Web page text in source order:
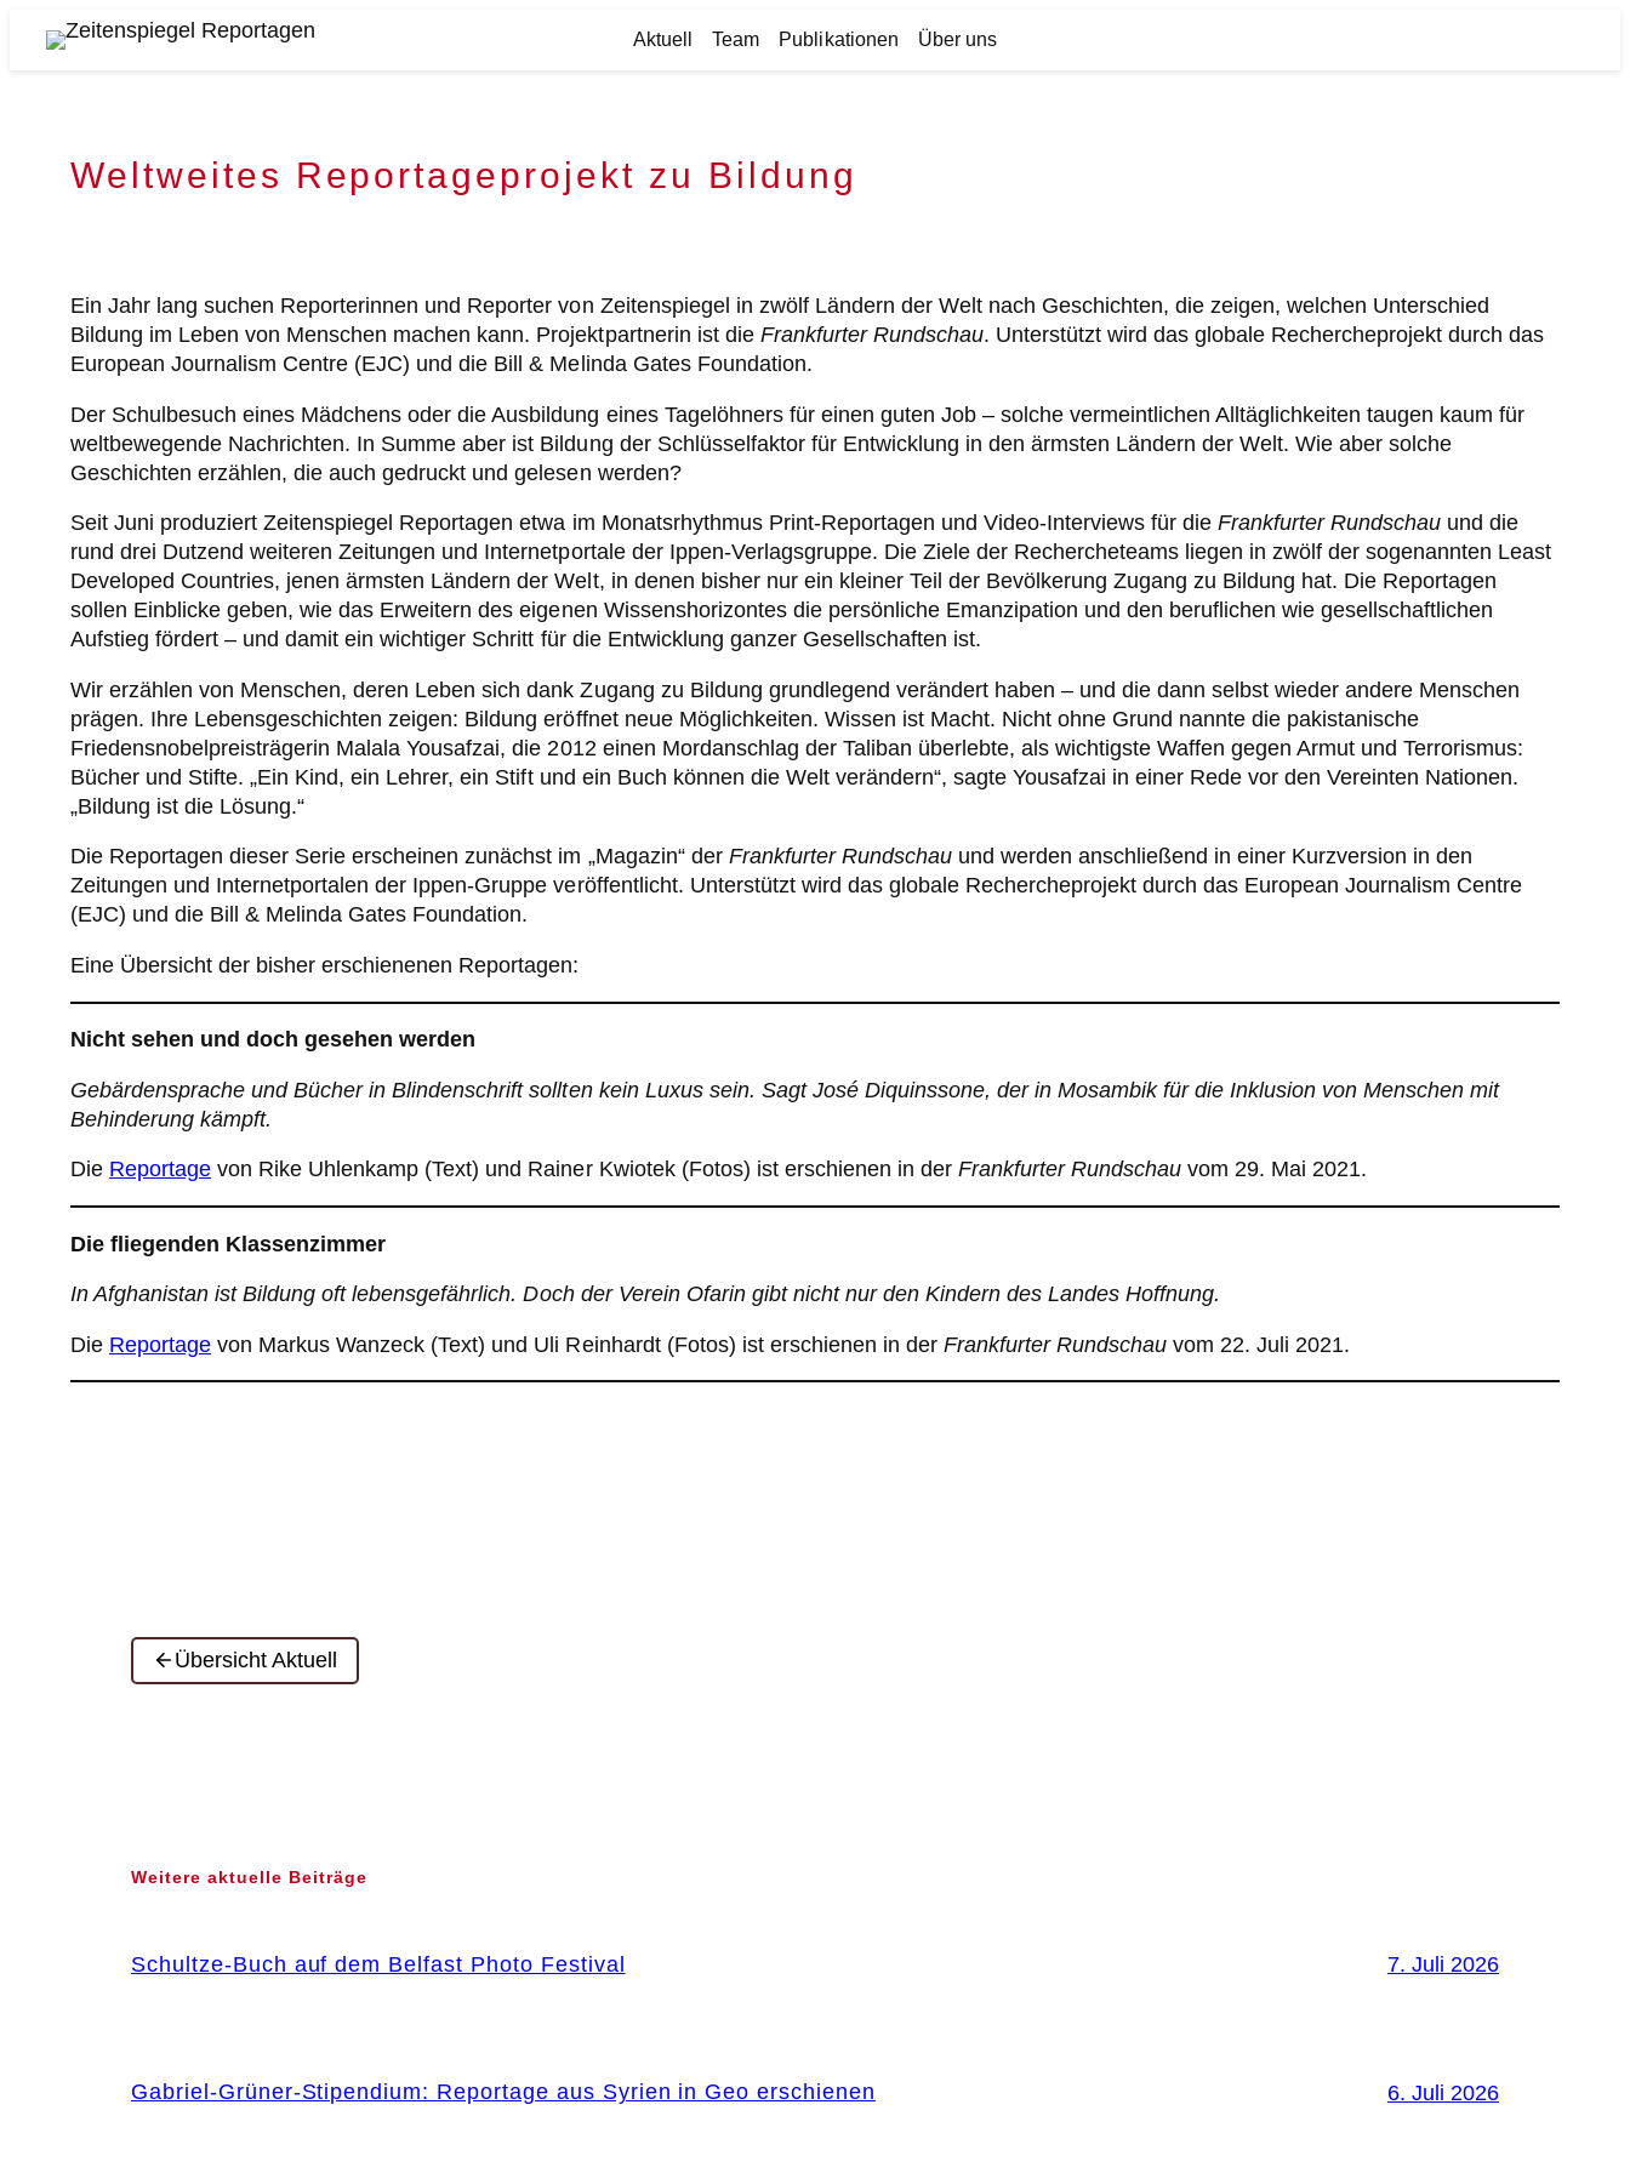
InhaltZeitenspiegel
Aktuell Team Publikationen Über uns
Weltweites Reportageprojekt zu Bildung
Ein Jahr lang suchen Reporterinnen und Reporter von Zeitenspiegel in zwölf Ländern der Welt nach Geschichten, die zeigen, welchen Unterschied
Bildung im Leben von Menschen machen kann. Projektpartnerin ist die Frankfurter Rundschau. Unterstützt wird das globale Rechercheprojekt durch das
European Journalism Centre (EJC) und die Bill & Melinda Gates Foundation.
Der Schulbesuch eines Mädchens oder die Ausbildung eines Tagelöhners für einen guten Job – solche vermeintlichen Alltäglichkeiten taugen kaum für
weltbewegende Nachrichten. In Summe aber ist Bildung der Schlüsselfaktor für Entwicklung in den ärmsten Ländern der Welt. Wie aber solche
Geschichten erzählen, die auch gedruckt und gelesen werden?
Seit Juni produziert Zeitenspiegel Reportagen etwa im Monatsrhythmus Print-Reportagen und Video-Interviews für dieFrankfurter Rundschau und die
rund drei Dutzend weiteren Zeitungen und Internetportale der Ippen-Verlagsgruppe. Die Ziele der Rechercheteams liegen in zwölf der sogenannten Least
Developed Countries, jenen ärmsten Ländern der Welt, in denen bisher nur ein kleiner Teil der Bevölkerung Zugang zu Bildung hat. Die Reportagen
sollen Einblicke geben, wie das Erweitern des eigenen Wissenshorizontes die persönliche Emanzipation und den beruflichen wie gesellschaftlichen
Aufstieg fördert – und damit ein wichtiger Schritt für die Entwicklung ganzer Gesellschaften ist.
Wir erzählen von Menschen, deren Leben sich dank Zugang zu Bildung grundlegend verändert haben – und die dann selbst wieder andere Menschen
prägen. Ihre Lebensgeschichten zeigen: Bildung eröffnet neue Möglichkeiten. Wissen ist Macht. Nicht ohne Grund nannte die pakistanische
Friedensnobelpreisträgerin Malala Yousafzai, die 2012 einen Mordanschlag der Taliban überlebte, als wichtigste Waffen gegen Armut und Terrorismus:
Bücher und Stifte. „Ein Kind, ein Lehrer, ein Stift und ein Buch können die Welt verändern“, sagte Yousafzai in einer Rede vor den Vereinten Nationen.
„Bildung ist die Lösung.“
Die Reportagen dieser Serie erscheinen zunächst im „Magazin“ der Frankfurter Rundschauund werden anschließend in einer Kurzversion in den
Zeitungen und Internetportalen der Ippen-Gruppe veröffentlicht. Unterstützt wird das globale Rechercheprojekt durch das European Journalism Centre
(EJC) und die Bill & Melinda Gates Foundation.
Eine Übersicht der bisher erschienenen Reportagen:
Nicht sehen und doch gesehen werden
Gebärdensprache und Bücher in Blindenschrift sollten kein Luxus sein. Sagt José Diquinssone, der in Mosambik für die Inklusion von Menschen mit
Behinderung kämpft.
Die Reportage von Rike Uhlenkamp (Text) und Rainer Kwiotek (Fotos) ist erschienen in der Frankfurter Rundschau vom 29. Mai 2021.
Die fliegenden Klassenzimmer
In Afghanistan ist Bildung oft lebensgefährlich. Doch der Verein Ofarin gibt nicht nur den Kindern des Landes Hoffnung.
Die Reportage von Markus Wanzeck (Text) und Uli Reinhardt (Fotos) ist erschienen in der Frankfurter Rundschau vom 22. Juli 2021.
Übersicht Aktuell
Weitere aktuelle Beiträge
Schultze-Buch auf dem Belfast Photo Festival 7. Juli 2026
Gabriel-Grüner-Stipendium: Reportage aus Syrien in Geo erschienen 6. Juli 2026